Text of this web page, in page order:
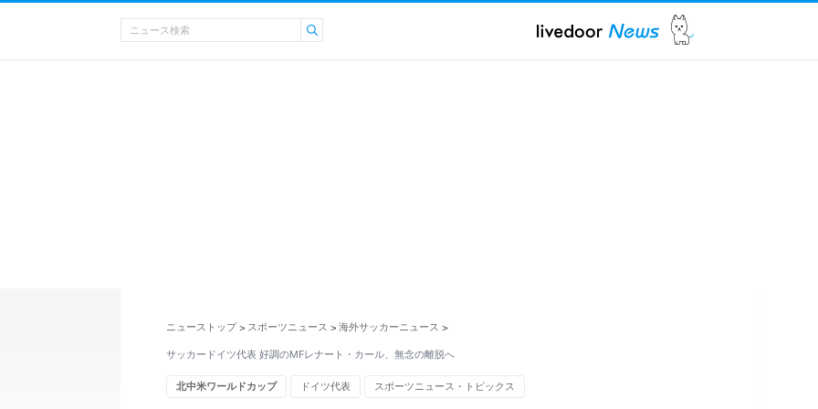
ニューストップ > スポーツニュース > 海外サッカーニュース >
サッカードイツ代表 好調のMFレナート・カール、無念の離脱へ
北中米ワールドカップ ドイツ代表 スポーツニュース・トピックス